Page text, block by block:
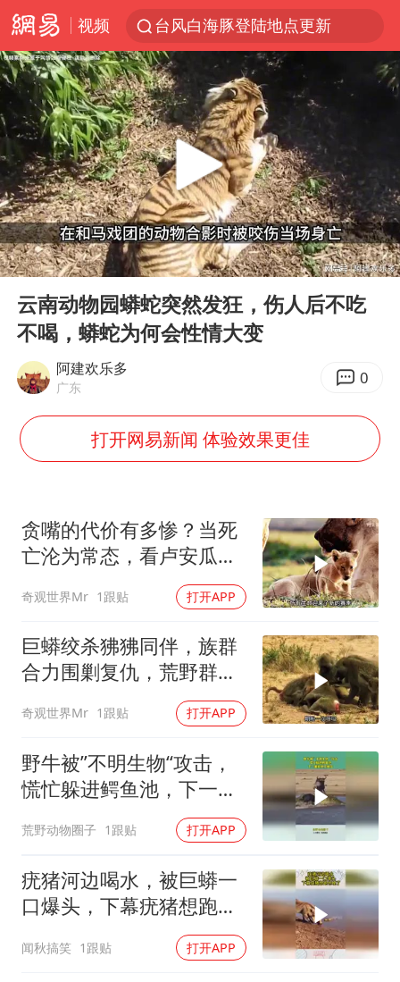
视频
台风白海豚登陆地点更新
看守所辅警收受10万获刑1年
台风白海豚影响中国已成定局
台风白海豚进入48小时警戒线
陈熠被张本美和连扳三局逆转
中方回应是否在太平洋海底开采稀土
哪吒汽车南宁工厂设备降价20%拍卖
佛得角门将亮相智利俱乐部主场
24小时不关空调 电费会更低吗
把党建设得更加坚强有力
中国养老床位“三连降”
法国下周开始禁止未经同意的电话营销
奋进开新局 实干挑大梁
Play
00:00 08:38
云南动物园蟒蛇突然发狂，伤人后不吃
不喝，蟒蛇为何会性情大变
阿建欢乐多
广东 0
打开网易新闻 体验效果更佳
贪嘴的代价有多惨？当死
亡沦为常态，看卢安瓜河
谷如何上演残酷的“饥饿游
戏”
奇观世界Mr 1跟贴 打开APP
巨蟒绞杀狒狒同伴，族群
合力围剿复仇，荒野群体
奇观世界Mr 1跟贴 打开APP
野牛被”不明生物“攻击，
慌忙躲进鳄鱼池，下一幕
荒野动物圈子 1跟贴 打开APP
疣猪河边喝水，被巨蟒一
口爆头，下幕疣猪想跑也
闻秋搞笑 1跟贴 打开APP